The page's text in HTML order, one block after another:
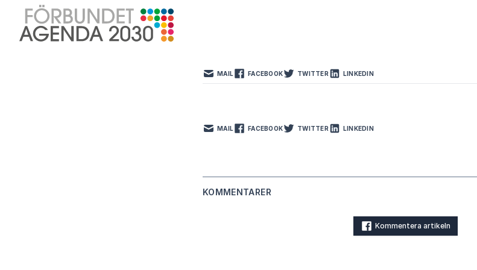
Ungdomsrådet
MAIL FACEBOOK TWITTER LINKEDIN
MAIL FACEBOOK TWITTER LINKEDIN
KOMMENTARER
Kommentera artikeln